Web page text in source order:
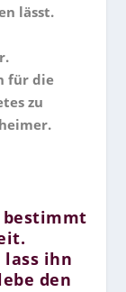
lässt.
für die
zu
bestimmt
lass ihn
den